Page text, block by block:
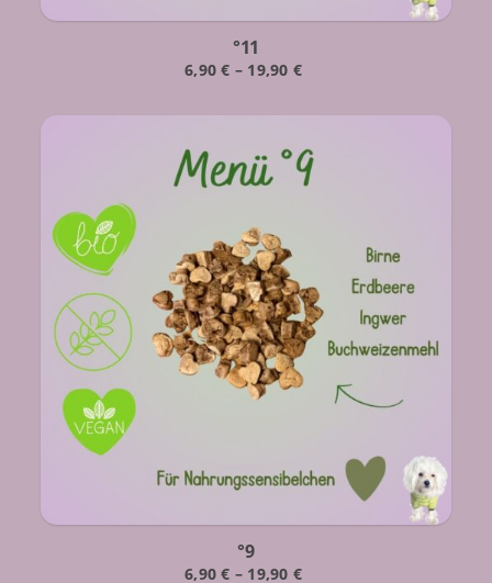
°11
6,90€ – 19,90 €
°9
6,90€ – 19,90 €